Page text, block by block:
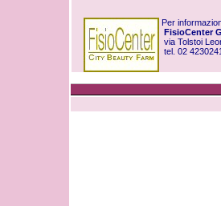
Per
FisioCenter
via Tolstoi
tel. 02 4230241